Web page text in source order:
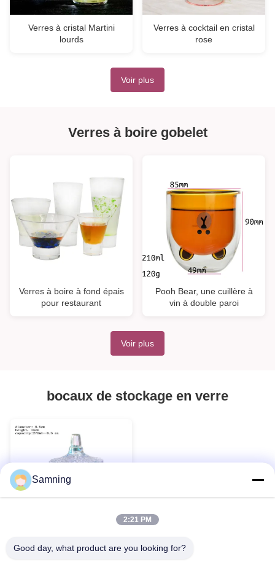
Verres à cristal Martini
lourds
Verres à cocktail en cristal
rose
Voir plus
Verres à boire gobelet
Verres à boire à fond épais
pour restaurant
Pooh Bear, une cuillère à
vin à double paroi
Voir plus
bocaux de stockage en verre
Boîtes en verre avec un
Samning
2:21 PM
Good day, what product are you looking for?